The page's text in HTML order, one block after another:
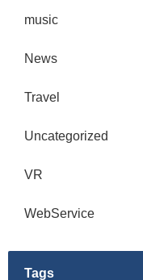
music
News
Travel
Uncategorized
VR
WebService
Tags